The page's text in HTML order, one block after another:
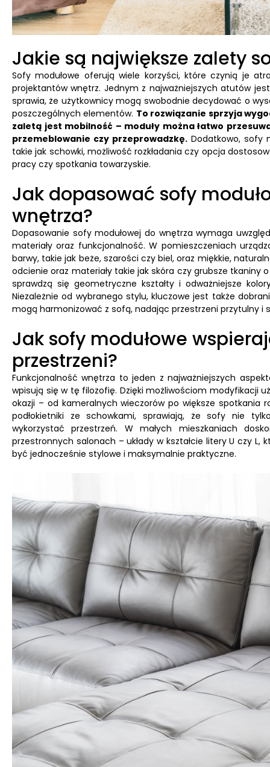
Jakie są największe zalety
Sofy modułowe oferują wiele korzyści, które czynią je
projektantów wnętrz. Jednym z najważniejszych atutów
sprawia, że użytkownicy mogą swobodnie decydować o
poszczególnych elementów. To rozwiązanie sprzyja
zaletą jest mobilność – moduły można łatwo
przemeblowanie czy przeprowadzkę. Dodatkowo, sofy
takie jak schowki, możliwość rozkładania czy opcja
pracy czy spotkania towarzyskie.
Jak dopasować sofy
wnętrza?
Dopasowanie sofy modułowej do wnętrza wymaga
materiały oraz funkcjonalność. W pomieszczeniach
barwy, takie jak beże, szarości czy biel, oraz miękkie,
odcienie oraz materiały takie jak skóra czy grubsze
sprawdzą się geometryczne kształty i odważniejsze
Niezależnie od wybranego stylu, kluczowe jest także
mogą harmonizować z sofą, nadając przestrzeni przytulny i
Jak sofy modułowe
przestrzeni?
Funkcjonalność wnętrza to jeden z najważniejszych
wpisują się w tę filozofię. Dzięki możliwościom modyfikacji
okazji – od kameralnych wieczorów po większe spotkania
podłokietniki ze schowkami, sprawiają, że sofy nie
wykorzystać przestrzeń. W małych mieszkaniach
przestronnych salonach – układy w kształcie litery U czy
być jednocześnie stylowe i maksymalnie praktyczne.